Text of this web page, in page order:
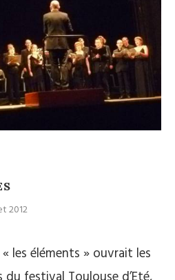
2012
les éléments » ouvrait les